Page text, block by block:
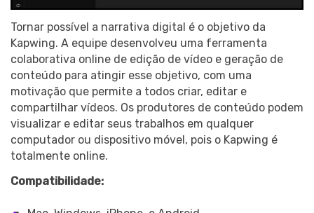
Tornar possível a narrativa digital é o objetivo da
Kapwing. A equipe desenvolveu uma ferramenta
colaborativa online de edição de vídeo e geração de
conteúdo para atingir esse objetivo, com uma
motivação que permite a todos criar, editar e
compartilhar vídeos. Os produtores de conteúdo podem
visualizar e editar seus trabalhos em qualquer
computador ou dispositivo móvel, pois o Kapwing é
totalmente online.
Compatibilidade: